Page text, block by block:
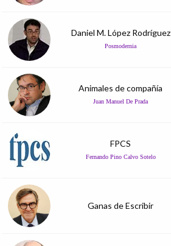
Daniel M. López Rodríguez
Posmodernia
Animales de compañía
Juan Manuel De Prada
FPCS
Fernando Pino Calvo Sotelo
Ganas de Escribir